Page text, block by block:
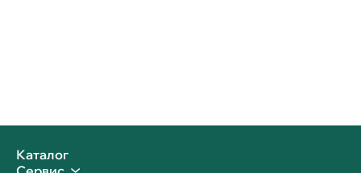
Каталог